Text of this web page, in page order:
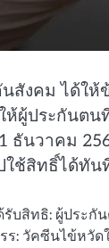
สังคม ได้ให้
ห้ผู้ประกันต
ธันวาคม
ใช้สิทธิ์ได้ทัน
รับสิทธิ: ผู้ประกั
ร: วัคซีนไข้หวั